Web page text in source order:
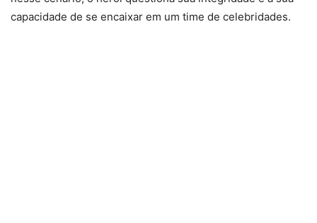
capacidade de se encaixar em um time de celebridades.